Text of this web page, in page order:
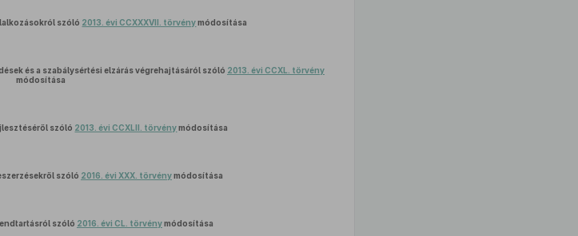
szóló 2013. évi CCXXXVII. törvénymódosítása
és a szabálysértési elzárás végrehajtásáról szóló 2013. évi CCXL. törvény
módosítása
szóló 2013. évi CCXLII. törvénymódosítása
szóló 2016. évi XXX. törvénymódosítása
szóló 2016. évi CL. törvénymódosítása